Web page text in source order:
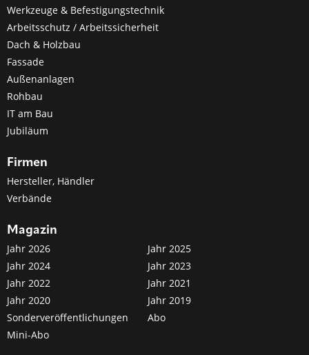
Werkzeuge & Befestigungstechnik
Arbeitsschutz / Arbeitssicherheit
Dach & Holzbau
Fassade
Außenanlagen
Rohbau
IT am Bau
Jubiläum
Firmen
Hersteller, Händler
Verbände
Magazin
Jahr 2026
Jahr 2025
Jahr 2024
Jahr 2023
Jahr 2022
Jahr 2021
Jahr 2020
Jahr 2019
Sonderveröffentlichungen
Abo
Mini-Abo